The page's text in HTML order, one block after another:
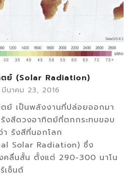
ตย์ (Solar Radiation)
มีนาคม 23, 2016
ย์ เป็นพลังงานที่ปล่อยออกมา
งสีดวงอาทิตย์ที่ตกกระทบขอบ
า รังสีที่นอกโลก
Solar Radiation) ซึ่ง
คลื่นสั้น ตั้งแต่ 290-300 นาโน
เซ็นต์